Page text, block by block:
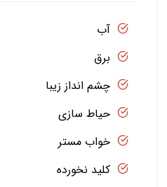
آب
برق
چشم انداز زیبا
حیاط سازی
خواب مستر
کلید نخورده